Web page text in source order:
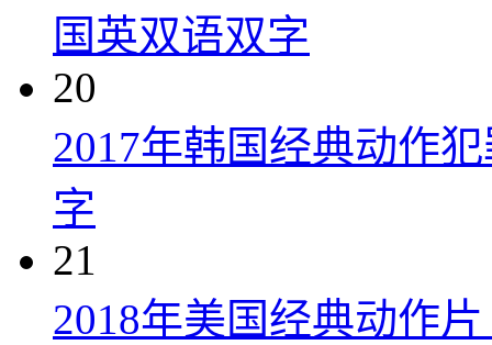
国英双语双字
20
2017年韩国经典动作
字
21
2018年美国经典动作